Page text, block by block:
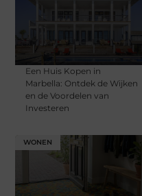
Een Huis Kopen in
Marbella: Ontdek de Wijken
en de Voordelen van
Investeren
WONEN